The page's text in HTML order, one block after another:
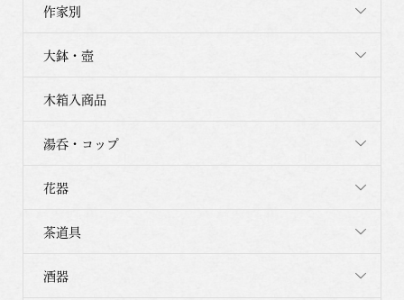
作家別
大鉢・壺
木箱入商品
湯呑・コップ
花器
茶道具
酒器